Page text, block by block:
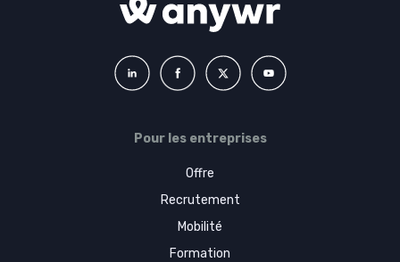
Pour les entreprises
Offre
Recrutement
Mobilité
Formation